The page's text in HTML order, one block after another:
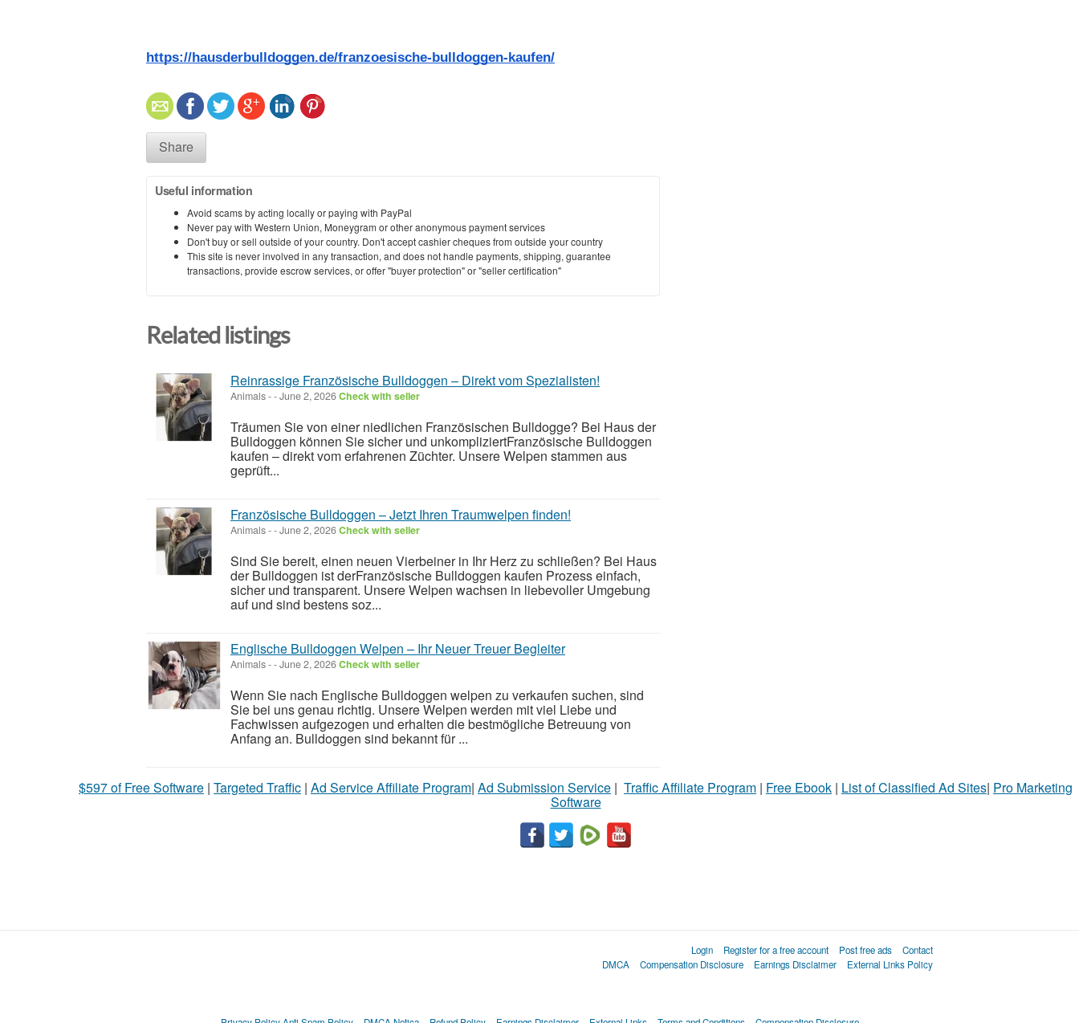
https://hausderbulldoggen.de/franzoesische-bulldoggen-kaufen/
Share
Useful information
Avoid scams by acting locally or paying with PayPal
Never pay with Western Union, Moneygram or other anonymous payment services
Don't buy or sell outside of your country. Don't accept cashier cheques from outside your country
This site is never involved in any transaction, and does not handle payments, shipping, guarantee
transactions, provide escrow services, or offer "buyer protection" or "seller certification"
Related listings
Reinrassige Französische Bulldoggen – Direkt vom Spezialisten!
Animals--June 2, 2026Check with seller
Träumen Sie von einer niedlichen Französischen Bulldogge? Bei Haus der
Bulldoggen können Sie sicher und unkompliziertFranzösische Bulldoggen
kaufen – direkt vom erfahrenen Züchter. Unsere Welpen stammen aus
geprüft...
Französische Bulldoggen – Jetzt Ihren Traumwelpen finden!
Animals--June 2, 2026Check with seller
Sind Sie bereit, einen neuen Vierbeiner in Ihr Herz zu schließen? Bei Haus
der Bulldoggen ist derFranzösische Bulldoggen kaufen Prozess einfach,
sicher und transparent. Unsere Welpen wachsen in liebevoller Umgebung
auf und sind bestens soz...
Englische Bulldoggen Welpen – Ihr Neuer Treuer Begleiter
Animals--June 2, 2026Check with seller
Wenn Sie nach Englische Bulldoggen welpen zu verkaufen suchen, sind
Sie bei uns genau richtig. Unsere Welpen werden mit viel Liebe und
Fachwissen aufgezogen und erhalten die bestmögliche Betreuung von
Anfang an. Bulldoggen sind bekannt für ...
$597 of Free Software | Targeted Traffic | Ad Service Affiliate Program| Ad Submission Service | Traffic Affiliate Program | Free Ebook | List of Classified Ad Sites| Pro Marketing
Software
Login Register for a free account Post free ads
Contact
DMCA
Compensation Disclosure Earnings Disclaimer External Links Policy